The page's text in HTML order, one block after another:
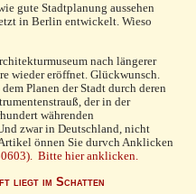
gute Stadtplanung aussehen
in Berlin entwickelt. Wieso
nach längerer
wieder eröffnet. Glückwunsch.
Planen der Stadt durch deren
der in der
währenden
zwar in Deutschland, nicht
önnen Sie durvch Anklicken
Bitte hier anklicken.
liegt im Schatten